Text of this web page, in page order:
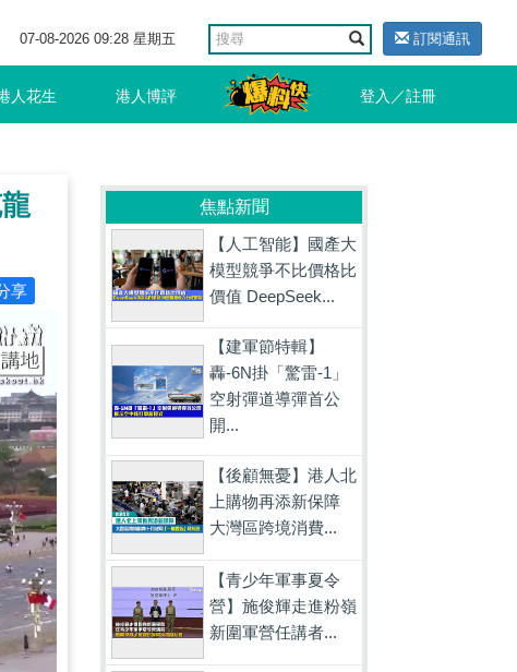
07-08-2026 09:28 星期五 訂閱通訊
人花生 港人博評 登入／註冊
享
焦點新聞
【人工智能】國產大
模型競爭不比價格比
價值 DeepSeek...
【建軍節特輯】
轟-6N掛「驚雷-1」
空射彈道導彈首公
開...
【後顧無憂】港人北
上購物再添新保障
大灣區跨境消費...
【青少年軍事夏令
營】施俊輝走進粉嶺
新圍軍營任講者...